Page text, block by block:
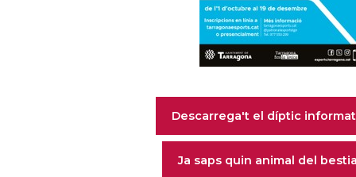
Descarrega't el díptic
Ja saps quin animal del